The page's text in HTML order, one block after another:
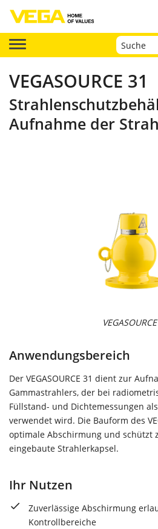
VEGASOURCE 31
Aufnahme der
Anwendungsbereich
Der VEGASOURCE 31 dient zur
Gammastrahlers, der bei
Füllstand- und Dichtemessungen
verwendet wird. Die Bauform des
optimale Abschirmung und schützt
eingebaute Strahlerkapsel.
Ihr Nutzen
Zuverlässige Abschirmung
Kontrollbereiche